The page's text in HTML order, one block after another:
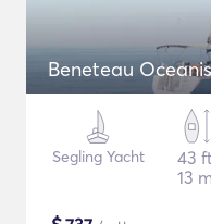
Beneteau
Segling Yacht
43
13 m